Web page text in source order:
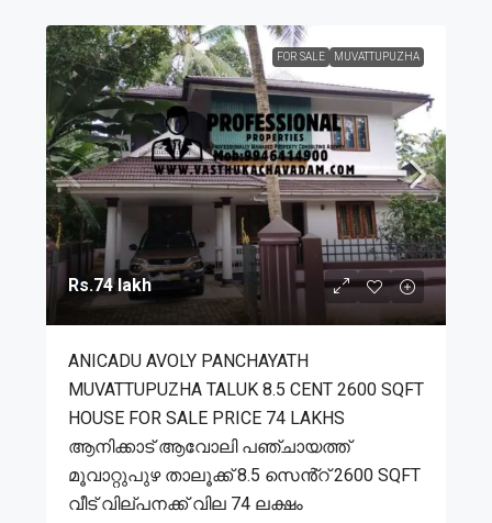
FOR SALE MUVATTUPUZHA
Rs.74 lakh
ANICADU AVOLY PANCHAYATH
MUVATTUPUZHA TALUK 8.5 CENT 2600 SQFT
HOUSE FOR SALE PRICE 74 LAKHS
ആനിക്കാട് ആവോലി പഞ്ചായത്ത്
മൂവാറ്റുപുഴ താലൂക്ക് 8.5 സെൻ്റ് 2600 SQFT
വീട് വില്പനക്ക് വില 74 ലക്ഷം